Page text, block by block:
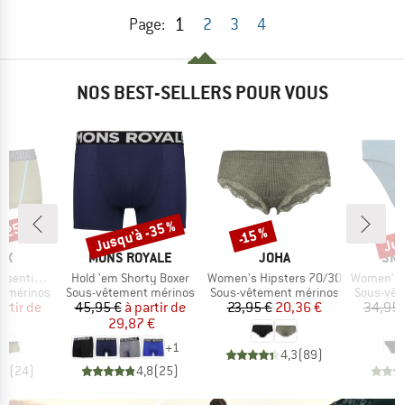
Page: 1 2 3 4
NOS BEST-SELLERS POUR VOUS
Pants
mérinos
réduit
de
(24)
%
MARQUE
MONS ROYALE
Article
Hold 'em Shorty Boxer
Product group
Sous-vêtement mérinos
Prix
45,95 € Prix réduit
à partir de
29,87 €
+1
4,8(25)
Remise
Jusqu'à -35 %
MARQUE
JOHA
Article
Women's Hipsters 70/30
Product group
Sous-vêtement mérinos
Prix
23,95 € Prix réduit
20,36 €
4,3(89)
Remise
-15 %
Article
Women's
Product
Sous-
34,95